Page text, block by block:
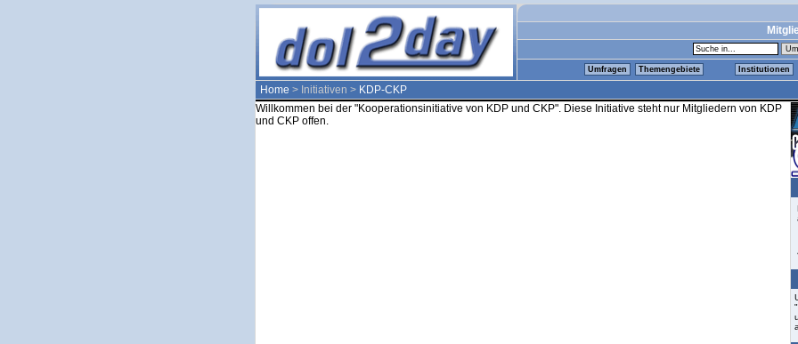
Umfragen Themengebiete Institutionen
Home > Initiativen > KDP-CKP
Willkommen bei der "Kooperationsinitiative von KDP und CKP". Diese Initiative steht nur Mitgliedern von KDP
und CKP offen.